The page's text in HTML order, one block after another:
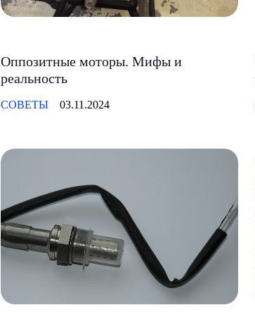
Оппозитные моторы. Мифы и
реальность
СОВЕТЫ 03.11.2024